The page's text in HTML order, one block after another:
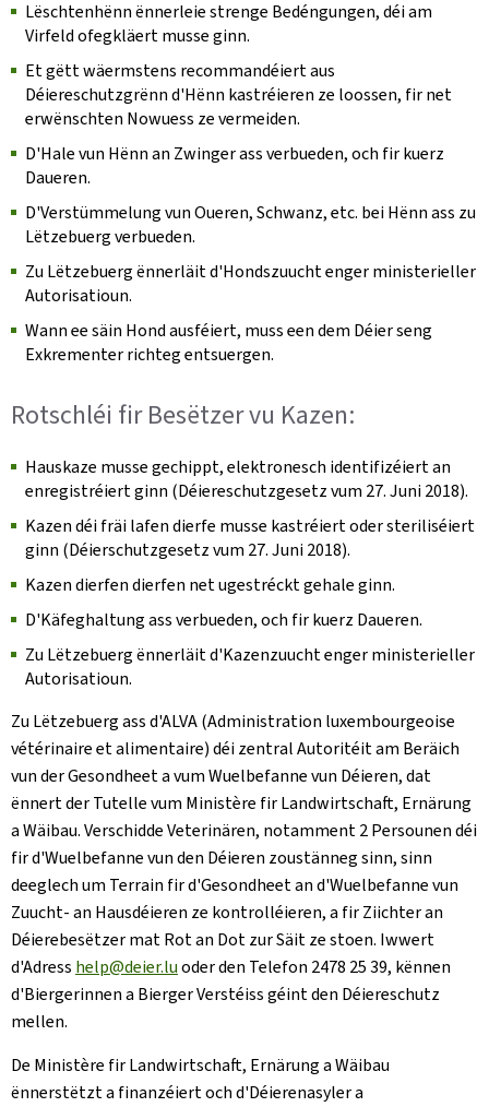
Lëschtenhënn ënnerleie strenge Bedéngungen, déi am
Virfeld ofegkläert musse ginn.
Et gëtt wäermstens recommandéiert aus
Déiereschutzgrënn d'Hënn kastréieren ze loossen, fir net
erwënschten Nowuess ze vermeiden.
D'Hale vun Hënn an Zwinger ass verbueden, och fir kuerz
Daueren.
D'Verstümmelung vun Oueren, Schwanz, etc. bei Hënn ass zu
Lëtzebuerg verbueden.
Zu Lëtzebuerg ënnerläit d'Hondszuucht enger ministerieller
Autorisatioun.
Wann ee säin Hond ausféiert, muss een dem Déier seng
Exkrementer richteg entsuergen.
Rotschléi fir Besëtzer vu Kazen:
Hauskaze musse gechippt, elektronesch identifizéiert an
enregistréiert ginn (Déiereschutzgesetz vum 27. Juni 2018).
Kazen déi fräi lafen dierfe musse kastréiert oder steriliséiert
ginn (Déierschutzgesetz vum 27. Juni 2018).
Kazen dierfen dierfen net ugestréckt gehale ginn.
D'Käfeghaltung ass verbueden, och fir kuerz Daueren.
Zu Lëtzebuerg ënnerläit d'Kazenzuucht enger ministerieller
Autorisatioun.
Zu Lëtzebuerg ass d'ALVA (Administration luxembourgeoise
vétérinaire et alimentaire) déi zentral Autoritéit am Beräich
vun der Gesondheet a vum Wuelbefanne vun Déieren, dat
ënnert der Tutelle vum Ministère fir Landwirtschaft, Ernärung
a Wäibau. Verschidde Veterinären, notamment 2 Persounen déi
fir d'Wuelbefanne vun den Déieren zoustänneg sinn, sinn
deeglech um Terrain fir d'Gesondheet an d'Wuelbefanne vun
Zuucht- an Hausdéieren ze kontrolléieren, a fir Ziichter an
Déierebesëtzer mat Rot an Dot zur Säit ze stoen. Iwwert
d'Adress help@deier.luoder den Telefon 2478 25 39, kënnen
d'Biergerinnen a Bierger Verstéiss géint den Déiereschutz
mellen.
De Ministère fir Landwirtschaft, Ernärung a Wäibau
ënnerstëtzt a finanzéiert och d'Déierenasyler a